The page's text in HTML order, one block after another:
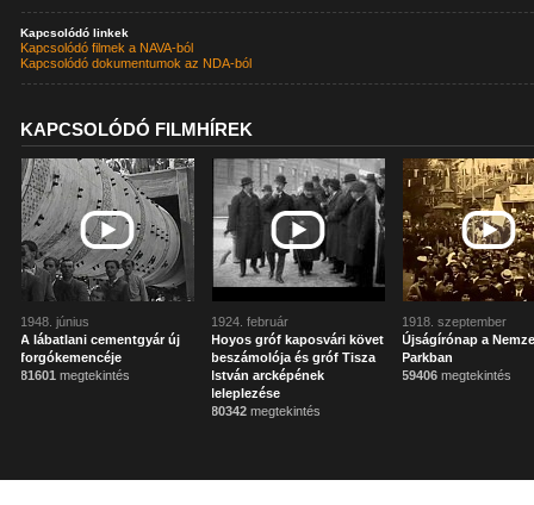
Kapcsolódó linkek
Kapcsolódó filmek a NAVA-ból
Kapcsolódó dokumentumok az NDA-ból
KAPCSOLÓDÓ FILMHÍREK
1948. június
A lábatlani cementgyár új
forgókemencéje
81601 megtekintés
1924. február
Hoyos gróf kaposvári követ
beszámolója és gróf Tisza
István arcképének
leleplezése
80342 megtekintés
1918. szeptember
Újságírónap a
Parkban
59406 megtekintés